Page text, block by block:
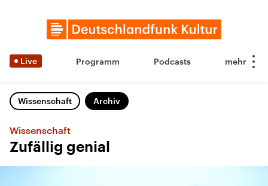
Live Programm Podcasts
Wissenschaft Archiv
Wissenschaft
Zufällig genial